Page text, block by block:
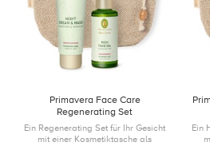
Primavera Face Care
Regenerating Set
Ein Regenerating Set für Ihr Gesicht
mit einer Kosmetiktasche als
Ein